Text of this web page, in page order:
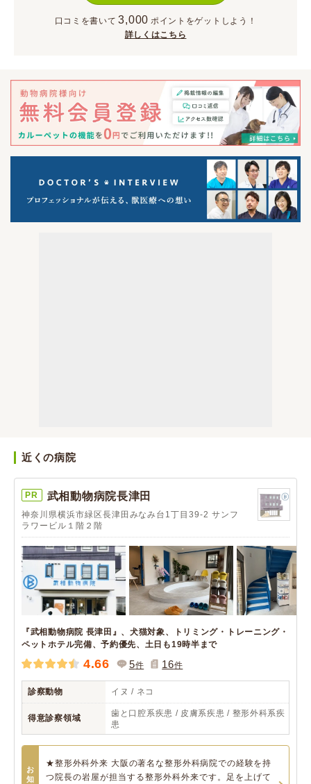
口コミを書いて 3,000 ポイント をゲットしよう！
詳しくはこちら
近くの病院
PR 武相動物病院長津田
神奈川県横浜市緑区長津田みなみ台1丁目39-2 サンフ
ラワービル１階２階
『武相動物病院 長津田』、犬猫対象、トリミング・トレーニング・
ペットホテル完備、予約優先、土日も19時半まで
4.66 5件 16件
診察動物 イヌ / ネコ
得意診察領域
歯と口腔系疾患 / 皮膚系疾患 / 整形外科系疾
患
お
知
★整形外科外来 大阪の著名な整形外科病院での経験を持
つ院長の岩屋が担当する整形外科外来です。足を上げて